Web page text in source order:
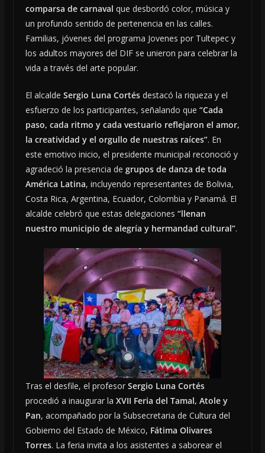
comparsa de carnaval que desbordó color, música y
un profundo sentido de pertenencia en las calles.
Familias, jóvenes del programa Jovenes por Tultepec y
los adultos mayores del DIF se unieron para celebrar la
vida a través del arte popular.
El alcalde Sergio Luna Cortésdestacó la riqueza y el
esfuerzo de los participantes, señalando que “Cada
paso, cada ritmo y cada vestuario reflejaron el amor,
la creatividad y el orgullo de nuestras raíces”. En
este emotivo inicio, el presidente municipal reconoció y
agradeció la presencia de grupos de danza de toda
América Latina, incluyendo representantes de Bolivia,
Costa Rica, Argentina, Ecuador, Colombia y Panamá. El
alcalde celebró que estas delegaciones “llenan
nuestro municipio de alegría y hermandad cultural”.
Tras el desfile, el profesor Sergio Luna Cortés
procedió a inaugurar la XVII Feria del Tamal, Atole y
Pan, acompañado por la Subsecretaria de Cultura del
Gobierno del Estado de México, Fátima Olivares
Torres. La feria invita a los asistentes a saborear el